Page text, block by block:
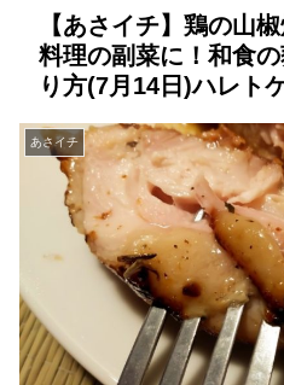
【あさイチ】鶏の山
料理の副菜に！和食
り方(7月14日)ハレト
あさイチ